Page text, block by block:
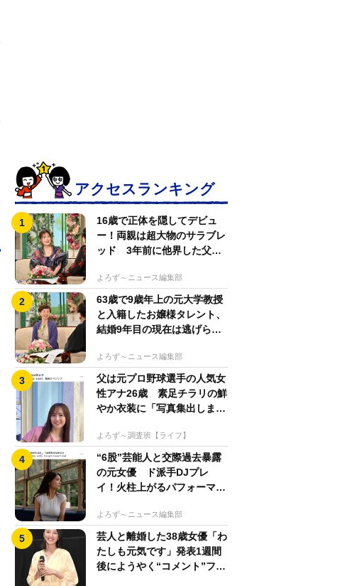
アクセスランキング
16歳で正体を隠してデビュ
ー！両親は超大物のサラブレ
ッド 3年前に他界した父へ
よろず～ニュース編集部
63歳で9歳年上の元大学教授
と入籍したお嬢様タレント、
結婚9年目の現在は逃げられ
よろず～ニュース編集部
父は元プロ野球選手の人気女
性アナ26歳 素足チラリの鮮
やか衣装に「写真集出しまし
よろず～調査班【ライフ】
“6股”芸能人と交際過去暴露
の元女優 ド派手DJプレ
イ！火柱上がるパフォーマン
よろず～ニュース編集部
芸人と離婚した38歳女優「わ
たしも元気です」発表1週間
後にようやく“コメント”ファ